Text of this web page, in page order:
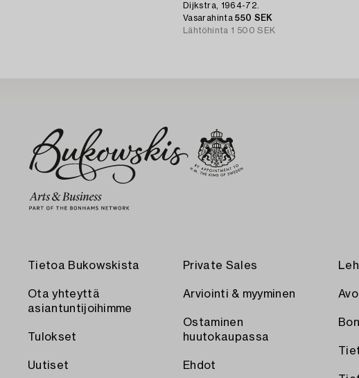
Dijkstra, 1964-72.
Vasarahinta550 SEK
Lähtöhinta 1 500 SEK
Tietoa Bukowskista
Ota yhteyttä
asiantuntijoihimme
Tulokset
Uutiset
Private Sales
Arviointi & myyminen
Ostaminen
huutokaupassa
Ehdot